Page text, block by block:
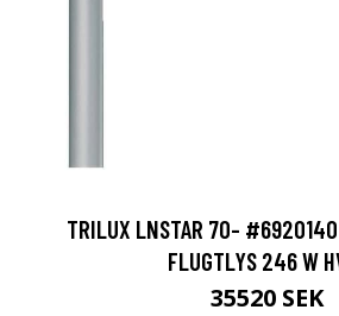
TRILUX LNSTAR 70-
FLUGTLYS 246 W
35520 SEK